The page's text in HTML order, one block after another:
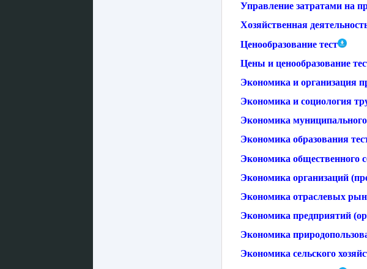
Управление затратами на
Хозяйственная
Ценообразование тест
Цены и ценообразование
Экономика и организация
Экономика и социология
Экономика муниципального
Экономика образования
Экономика общественного
Экономика организаций
Экономика отраслевых
Экономика предприятий
Экономика
Экономика сельского